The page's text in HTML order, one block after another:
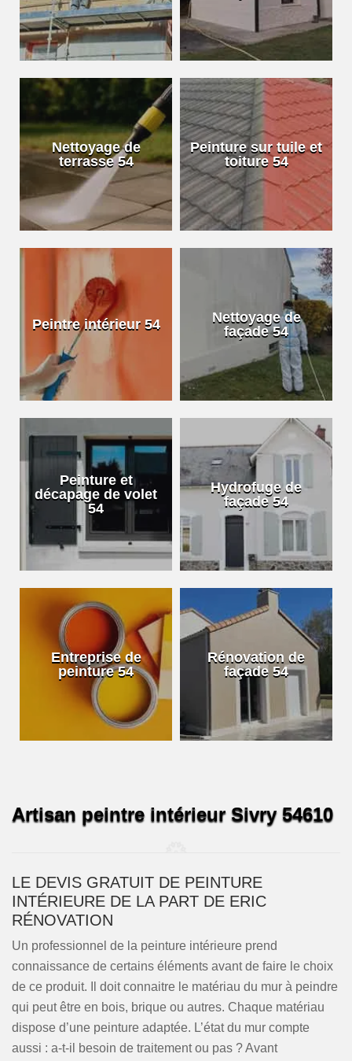
Nettoyage de
terrasse 54
Peinture sur tuile et
toiture 54
Peintre intérieur 54
Nettoyage de
façade 54
Peinture et
décapage de volet
54
Hydrofuge de
façade 54
Entreprise de
peinture 54
Rénovation de
façade 54
Artisan peintre intérieur Sivry 54610
LE DEVIS GRATUIT DE PEINTURE
INTÉRIEURE DE LA PART DE ERIC
RÉNOVATION
Un professionnel de la peinture intérieure prend
connaissance de certains éléments avant de faire le choix
de ce produit. Il doit connaitre le matériau du mur à peindre
qui peut être en bois, brique ou autres. Chaque matériau
dispose d’une peinture adaptée. L’état du mur compte
aussi : a-t-il besoin de traitement ou pas ? Avant